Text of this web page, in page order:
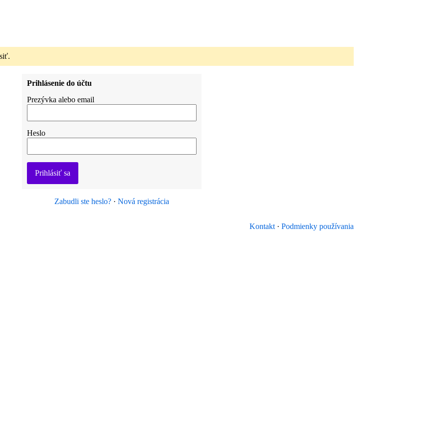
Prihlásenie do účtu
Prezývka alebo email
Heslo
Prihlásiť sa
Zabudli ste heslo? · Nová registrácia
Kontakt · Podmienky používania